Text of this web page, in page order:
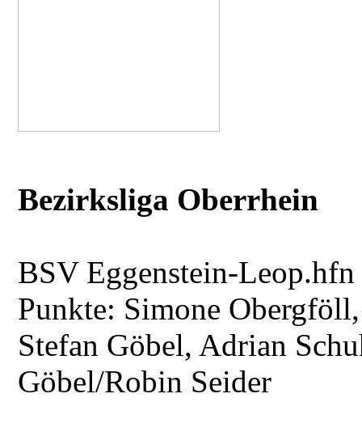
Bezirksliga Oberrhein
BSV Eggenstein-
Punkte: Simone
Stefan Göbel, Adrian
Göbel/Robin Seider